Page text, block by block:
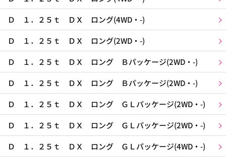
Ｄ １．２５ｔ ＤＸ ロング(4WD・-)
Ｄ １．２５ｔ ＤＸ ロング(2WD・-)
Ｄ １．２５ｔ ＤＸ ロング Ｂパッケージ(2WD・-)
Ｄ １．２５ｔ ＤＸ ロング Ｂパッケージ(2WD・-)
Ｄ １．２５ｔ ＤＸ ロング ＧＬパッケージ(2WD・-)
Ｄ １．２５ｔ ＤＸ ロング ＧＬパッケージ(2WD・-)
Ｄ １．２５ｔ ＤＸ ロング ＧＬパッケージ(4WD・-)